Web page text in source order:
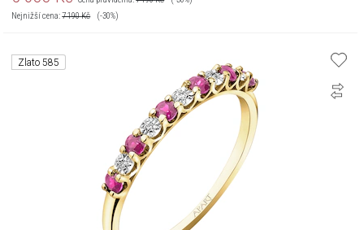
Nejnižší cena:7 190Kč (-30%)
Zlato 585